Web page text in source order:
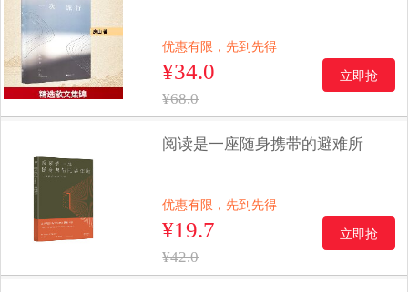
优惠有限，先到先得
¥34.0
¥68.0
立即抢
阅读是一座随身携带的避难所
优惠有限，先到先得
¥19.7
¥42.0
立即抢